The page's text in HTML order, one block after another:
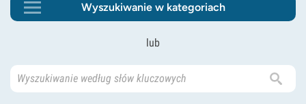
Wyszukiwanie w kategoriach
lub